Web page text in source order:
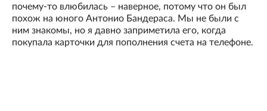
почему-то влюбилась – наверное, потому что он был
похож на юного Антонио Бандераса. Мы не были с
ним знакомы, но я давно заприметила его, когда
покупала карточки для пополнения счета на телефоне.